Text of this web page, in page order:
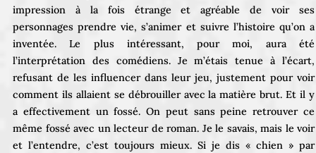
impression à la fois étrange et agréable de voir ses
personnages prendre vie, s’animer et suivre l’histoire qu’on a
inventée. Le plus intéressant, pour moi, aura été
l’interprétation des comédiens. Je m’étais tenue à l’écart,
refusant de les influencer dans leur jeu, justement pour voir
comment ils allaient se débrouiller avec la matière brut. Et il y
a effectivement un fossé. On peut sans peine retrouver ce
même fossé avec un lecteur de roman. Je le savais, mais le voir
et l’entendre, c’est toujours mieux. Si je dis « chien » par